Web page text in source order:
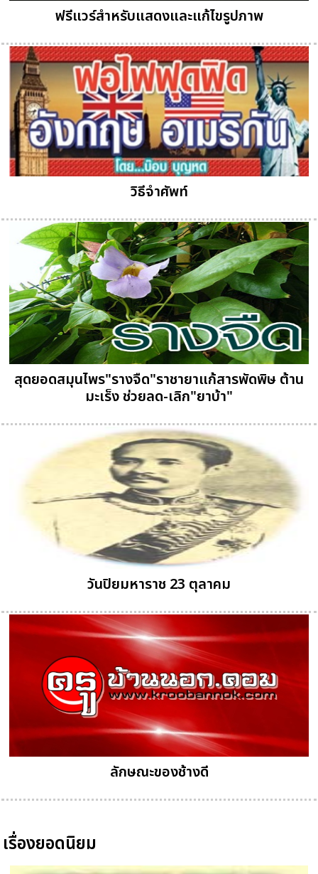
ฟรีแวร์สำหรับแสดงและแก้ไขรูปภาพ
วิธีจำศัพท์
สุดยอดสมุนไพร"รางจืด"ราชายาแก้สารพัดพิษ ต้าน
มะเร็ง ช่วยลด-เลิก"ยาบ้า"
วันปิยมหาราช 23 ตุลาคม
ลักษณะของช้างดี
เรื่องยอดนิยม